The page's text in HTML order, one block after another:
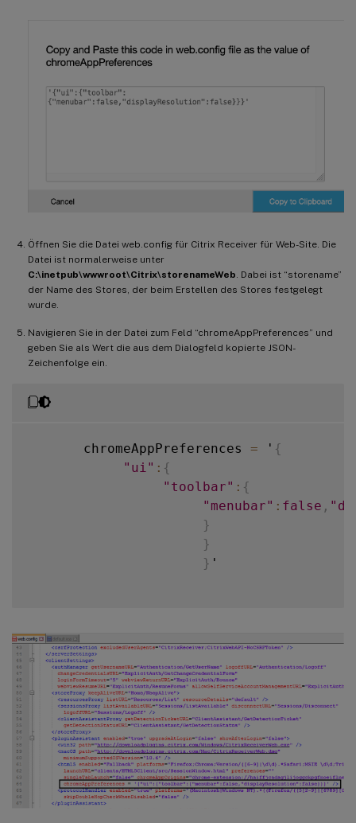
Öffnen Sie die Datei web.config für Citrix Receiver für Web-Site. Die
Datei ist normalerweise unter
C:\inetpub\wwwroot\Citrix\storenameWeb. Dabei ist “storename”
der Name des Stores, der beim Erstellen des Stores festgelegt
wurde.
Navigieren Sie in der Datei zum Feld “chromeAppPreferences” und
geben Sie als Wert die aus dem Dialogfeld kopierte JSON-
Zeichenfolge ein.
       chromeAppPreferences
= ' {
"ui" : {
"toolbar" : {
"menubar" : false ,
}
}
} '